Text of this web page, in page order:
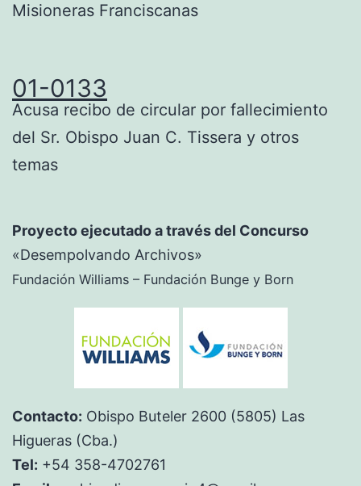
Misioneras Franciscanas
01-0133
Acusa recibo de circular por fallecimiento
del Sr. Obispo Juan C. Tissera y otros
temas
Proyecto ejecutado a través del Concurso
«Desempolvando Archivos»
Fundación Williams – Fundación Bunge y Born
Contacto: Obispo Buteler 2600 (5805) Las
Higueras (Cba.)
Tel: +54 358-4702761